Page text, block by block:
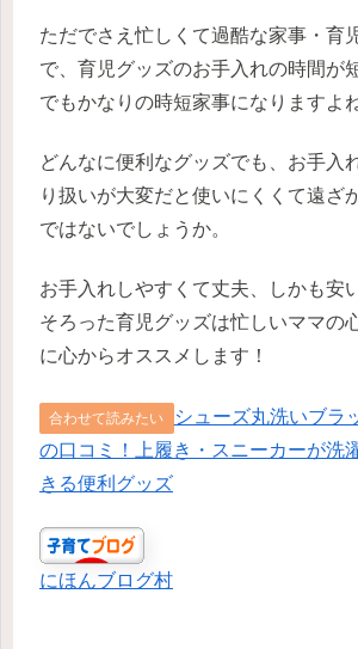
ただでさえ忙しくて過酷な家事・育
で、育児グッズのお手入れの時間が
でもかなりの時短家事になりますよ
どんなに便利なグッズでも、お手入
り扱いが大変だと使いにくくて遠ざ
ではないでしょうか。
お手入れしやすくて丈夫、しかも安
そろった育児グッズは忙しいママの
に心からオススメします！
合わせて読みたい
シューズ丸洗いブラ
の口コミ！上履き・スニーカーが洗
きる便利グッズ
にほんブログ村